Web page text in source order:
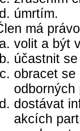
úmrtím.
má
volit a být
účastnit
obracet
odborných
dostávat
akcích